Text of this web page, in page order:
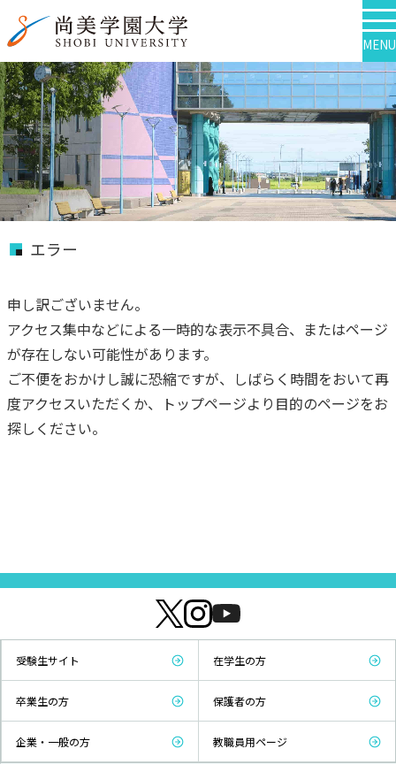
MENU
エラー
申し訳ございません。
アクセス集中などによる一時的な表示不具合、またはページ
が存在しない可能性があります。
ご不便をおかけし誠に恐縮ですが、しばらく時間をおいて再
度アクセスいただくか、トップページより目的のページをお
探しください。
受験生サイト 在学生の方
卒業生の方 保護者の方
企業・一般の方 教職員用ページ